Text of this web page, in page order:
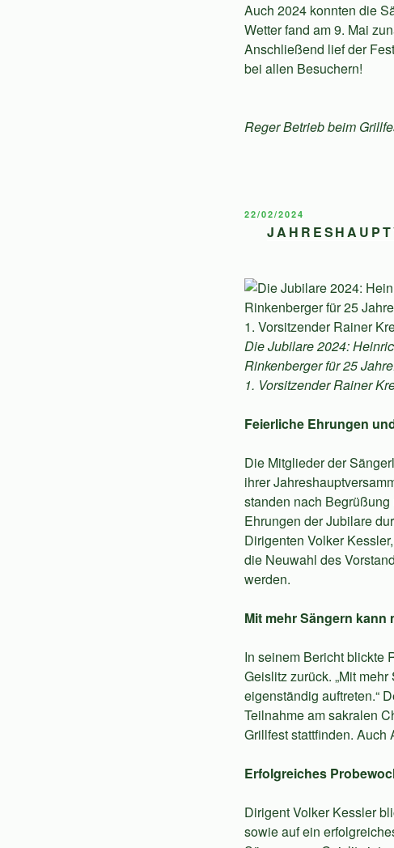
Auch 2024 konnten die
Wetter fand am 9. Mai
Anschließend lief der
bei allen Besuchern!
Reger Betrieb beim
VERÖFFENTLICHT
22/02/2024
Die Jubilare 2024:
Rinkenberger für 25
1. Vorsitzender Rainer
Feierliche Ehrungen
Die Mitglieder der
ihrer
standen nach
Ehrungen der Jubilare
Dirigenten Volker
die Neuwahl des
werden.
Mit mehr Sängern kann
In seinem Bericht blickte
Geislitz zurück. „Mit
eigenständig auftreten.“
Teilnahme am sakralen
Grillfest stattfinden. Auch
Erfolgreiches
Dirigent Volker Kessler
sowie auf ein